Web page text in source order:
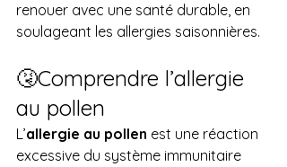
renouer avec une santé durable, en
soulageant les allergies saisonnières.
🤧Comprendre l’allergie
au pollen
L’allergie au pollen est une réaction
excessive du système immunitaire